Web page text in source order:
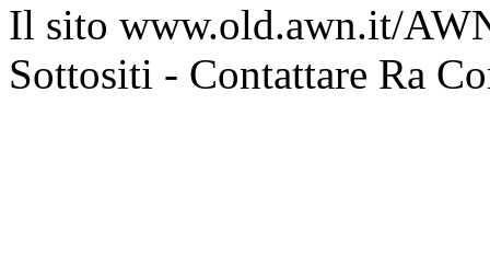
Il sito www.old.awn.it/
Sottositi - Contattare Ra